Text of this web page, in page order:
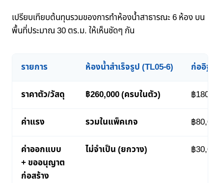
เปรียบเทียบต้นทุนรวมของการทำห้องน้ำสาธารณะ 6 ห้อง บน
พื้นที่ประมาณ 30 ตร.ม. ให้เห็นชัดๆ กัน
รายการ ห้องน้ำสำเร็จรูป (TL05-6) ก่ออิฐค
ราคาตัว/วัสดุ ฿260,000 (ครบในตัว) ฿
ค่าแรง รวมในแพ็คเกจ ฿
ค่าออกแบบ
+ ขออนุญาต
ก่อสร้าง
ไม่จำเป็น (ยกวาง) ฿